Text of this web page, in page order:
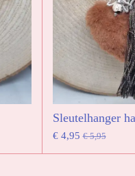
Sleutelhanger
€ 4,95 € 5,95